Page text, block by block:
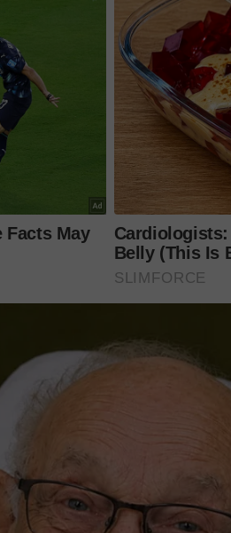
Rushdi yang juga kawan
pada 24 Mac 2017 pada usia
rumah tangga dengan
dan bermanfaat!
,Threads,Twitter,YouTube
MAKANAN KUCING TOMKRAF
Alam atau beli secara online di